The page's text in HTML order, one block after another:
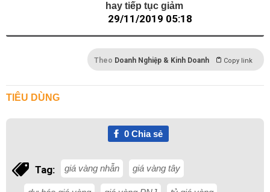
hay tiếp tục giảm
29/11/2019 05:18
Theo Doanh Nghiệp & Kinh Doanh Copy link
TIÊU DÙNG
0Chia sẻ
Tag: giá vàng nhẫn giá vàng tây